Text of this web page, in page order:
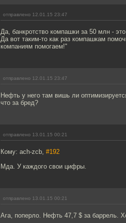
отправлено 12.01.15 23:47
Да, банкротство компашки за 50 млн -
Да вот таким-то как раз компашкам
компаниям помогаем!"
отправлено 12.01.15 23:47
Нефть у него там вишь ли
что за бред?
отправлено 13.01.15 00:21
Кому: ach-zcb, #192
Мда. У каждого свои цифры.
отправлено 13.01.15 00:21
Ага, поперло. Нефть 47,7 $ за баррель.